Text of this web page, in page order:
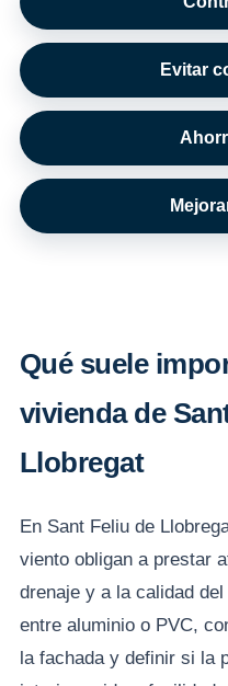
Evitar
Qué suele
vivienda de
Llobregat
En Sant Feliu de
viento obligan a prestar
drenaje y a la calidad
entre aluminio o PVC,
la fachada y definir si la